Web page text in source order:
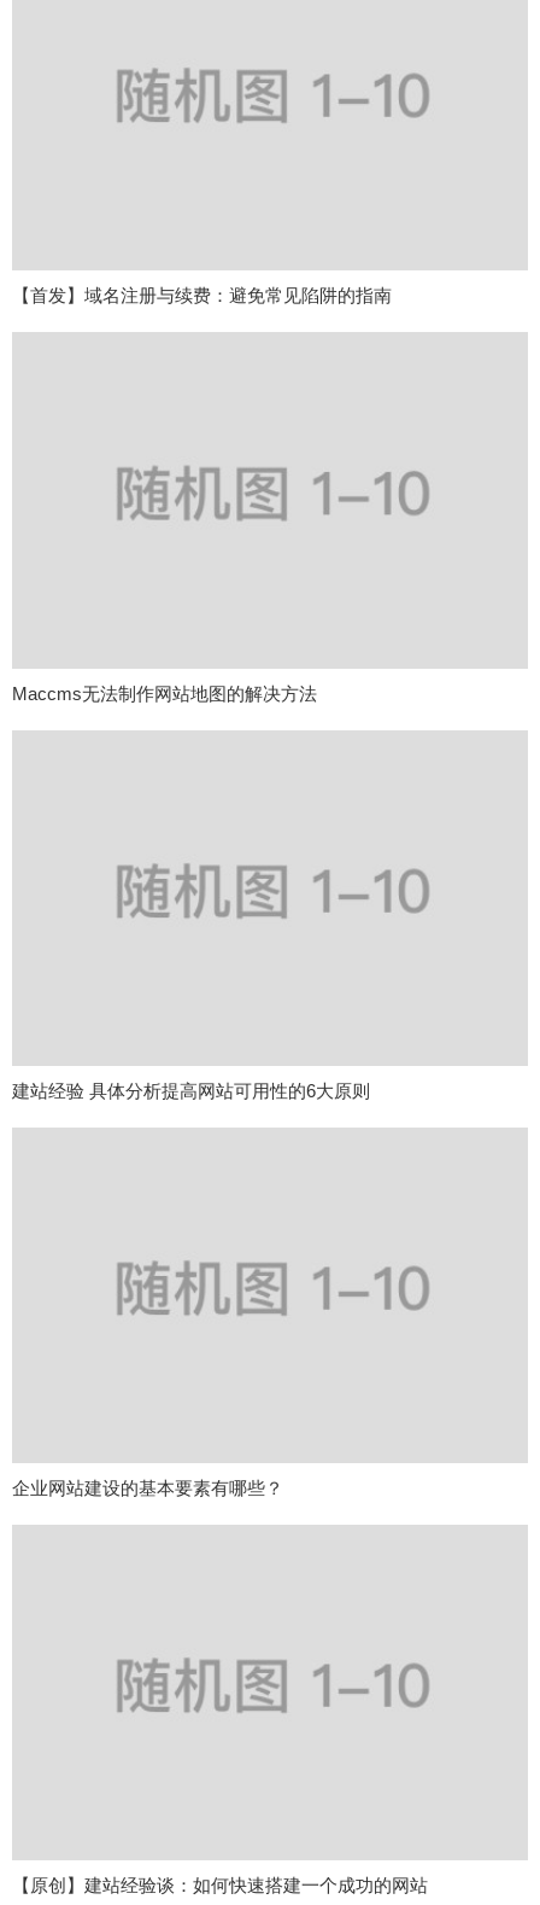
【首发】域名注册与续费：避免常见陷阱的指南
Maccms无法制作网站地图的解决方法
建站经验 具体分析提高网站可用性的6大原则
企业网站建设的基本要素有哪些？
【原创】建站经验谈：如何快速搭建一个成功的网站